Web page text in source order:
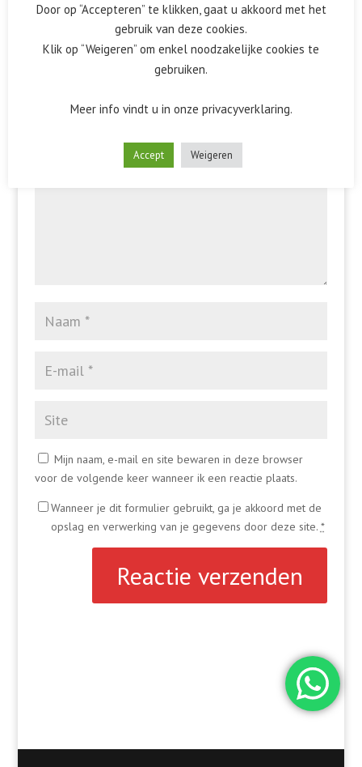
Reactie verzenden
Het e-mailadres wordt niet gepubliceerd. Vereiste velden
Mijn naam, e-mail en site bewaren in deze browser
voor de volgende keer wanneer ik een reactie plaats.
Wanneer je dit formulier gebruikt, ga je akkoord met de
opslag en verwerking van je gegevens door deze site. *
Door op “Accepteren” te klikken, gaat u akkoord met het
gebruik van deze cookies.
Klik op “Weigeren” om enkel noodzakelijke cookies te
gebruiken.
Meer info vindt u in onze privacyverklaring.
Accept Weigeren